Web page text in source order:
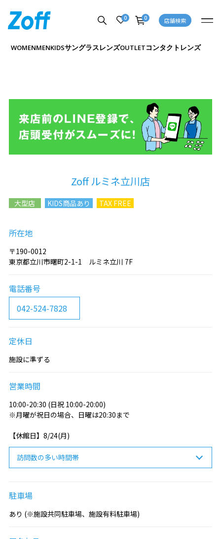
0 0 店舗検索
WOMENMENKIDSサングラスレンズOUTLETコンタクトレンズ
Zoff ルミネ立川店
大型店 KIDS商品あり TAX FREE
所在地
〒190-0012
東京都立川市曙町2-1-1 ルミネ立川 7F
電話番号
042-524-7828
定休日
施設に準ずる
営業時間
10:00-20:30 (日祝 10:00-20:00)
※月曜が祝日の場合、日曜は20:30まで
【休館日】8/24(月)
訪問数の多い時間帯
駐車場
あり (※施設共同駐車場、施設有料駐車場)